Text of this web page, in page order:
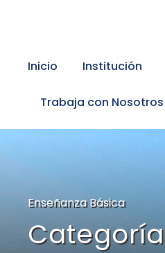
Inicio Institución
Trabaja con Nosotros
Enseñanza Básica
Categoría